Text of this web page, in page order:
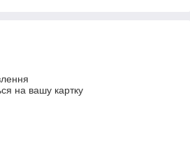
на вашу картку